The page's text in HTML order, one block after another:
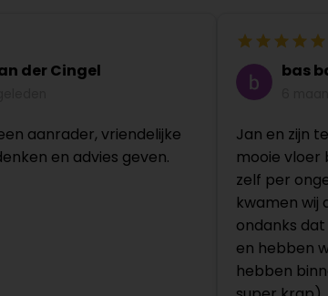
der Cingel
aanrader, vriendelijke
en advies geven.
bas
Jan en zijn
mooie vloer
zelf per
kwamen wij
ondanks
en hebben
hebben